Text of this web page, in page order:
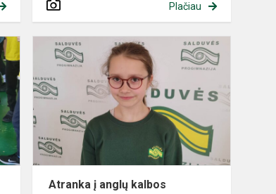
Plačiau
Atranka į anglų kalbos